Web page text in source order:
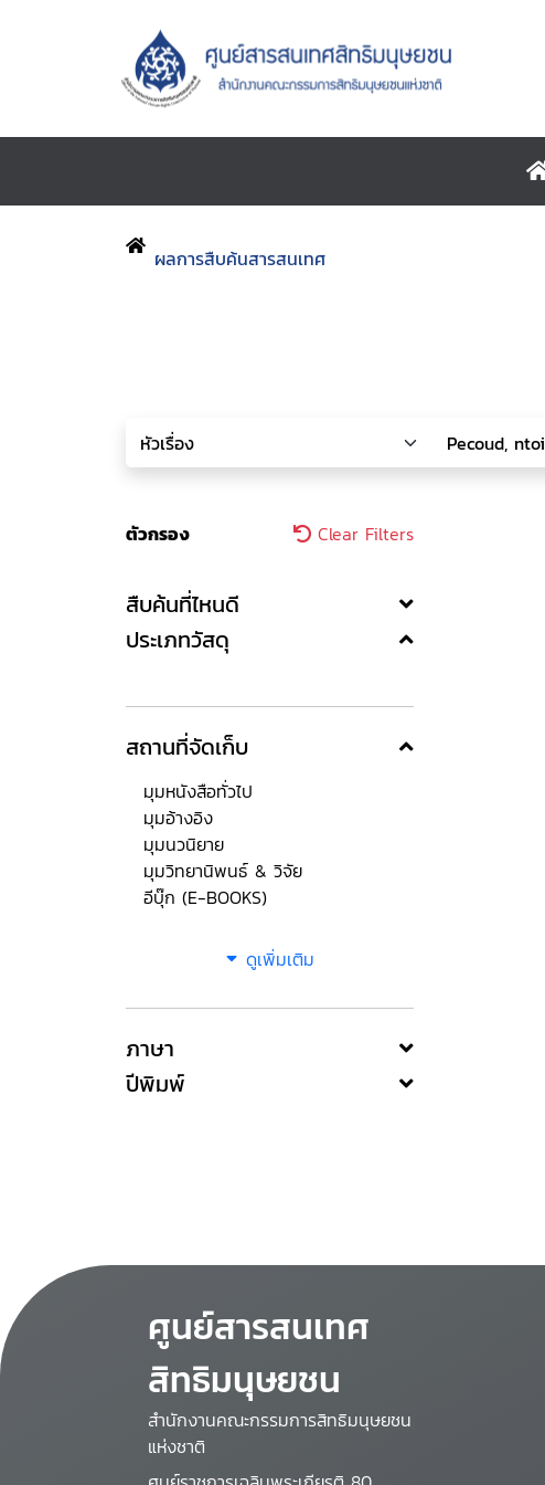
ผลการสืบค้นสารสนเทศ
ตัวกรอง Clear Filters
สืบค้นที่ไหนดี
ประเภทวัสดุ
สถานที่จัดเก็บ
มุมหนังสือทั่วไป
มุมอ้างอิง
มุมนวนิยาย
มุมวิทยานิพนธ์ & วิจัย
อีบุ๊ก (E-BOOKS)
ดูเพิ่มเติม
ภาษา
ปีพิมพ์
ศูนย์สารสนเทศ
สิทธิมนุษยชน
สำนักงานคณะกรรมการสิทธิมนุษยชน
แห่งชาติ